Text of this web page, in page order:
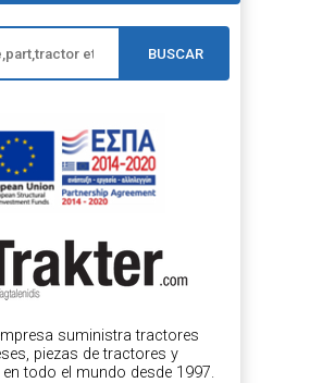
BUSCAR
suministra tractores
piezas de tractores y
todo el mundo desde 1997.